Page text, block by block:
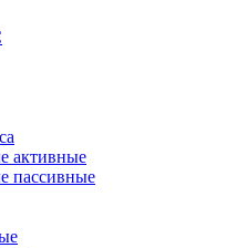
активные
пассивные